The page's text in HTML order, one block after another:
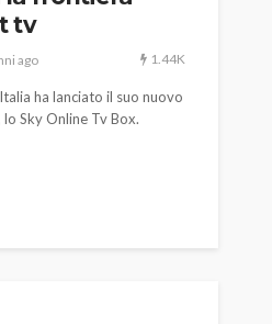
tv
ago 1.44K
ha lanciato il suo nuovo
Sky Online Tv Box.